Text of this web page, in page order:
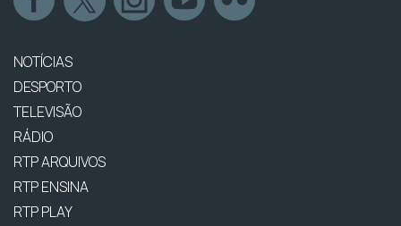
NOTÍCIAS
DESPORTO
TELEVISÃO
RÁDIO
RTP ARQUIVOS
RTP ENSINA
RTP PLAY